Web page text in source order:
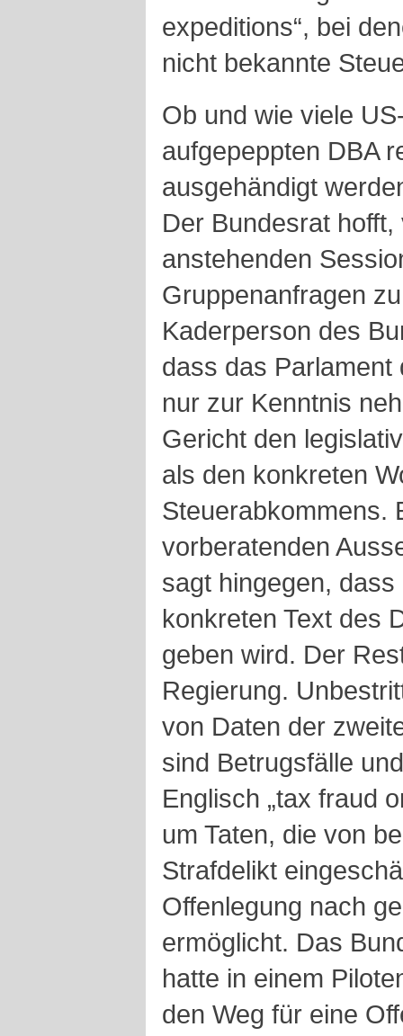
expeditions“, bei
nicht bekannte
Ob und wie viele
aufgepeppten DBA
ausgehändigt
Der Bundesrat
anstehenden
Gruppenanfragen
Kaderperson des
dass das
nur zur Kenntnis
Gericht den
als den konkreten
Steuerabkommens.
vorberatenden
sagt hingegen,
konkreten Text des
geben wird. Der
Regierung.
von Daten der
sind Betrugsfälle
Englisch „tax fraud
um Taten, die von
Strafdelikt
Offenlegung nach
ermöglicht. Das
hatte in einem
den Weg für eine